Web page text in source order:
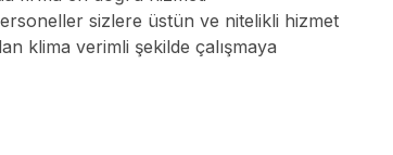
sizlere üstün ve nitelikli hizmet
klima verimli şekilde çalışmaya